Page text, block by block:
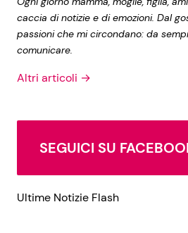
caccia di notizie e di emozioni. Dal
passioni che mi circondano: da
comunicare.
Altri articoli →
SEGUICI SU
Ultime Notizie Flash